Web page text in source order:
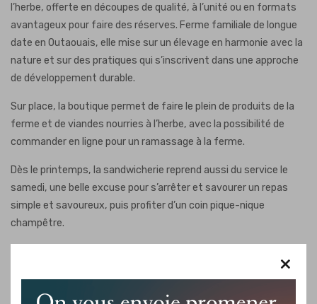
×
l’herbe, offerte en découpes de qualité, à l’unité ou en formats
avantageux pour faire des réserves. Ferme familiale de longue
date en Outaouais, elle mise sur un élevage en harmonie avec la
nature et sur des pratiques qui s’inscrivent dans une approche
de développement durable.
Sur place, la boutique permet de faire le plein de produits de la
ferme et de viandes nourries à l’herbe, avec la possibilité de
commander en ligne pour un ramassage à la ferme.
Dès le printemps, la sandwicherie reprend aussi du service le
samedi, une belle excuse pour s’arrêter et savourer un repas
simple et savoureux, puis profiter d’un coin pique-nique
champêtre.
découvrir le quotidien agricole, le mode d’élevage et les valeurs